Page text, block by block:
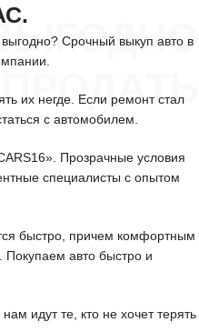
ПРОДАТЬ
Срочный выкуп авто в
их негде. Если ремонт стал
с автомобилем.
Прозрачные условия
специалисты с опытом
быстро, причем комфортным
авто быстро и
идут те, кто не хочет терять